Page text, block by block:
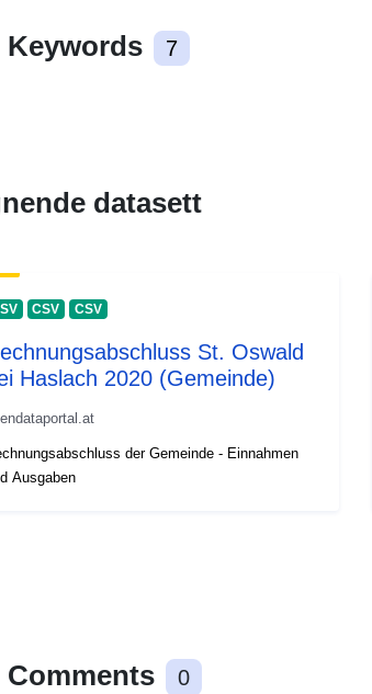
Keywords 7
datasett
CSV CSV
St. Oswald
Haslach 2020 (Gemeinde)
der Gemeinde - Einnahmen
Ausgaben
Comments 0